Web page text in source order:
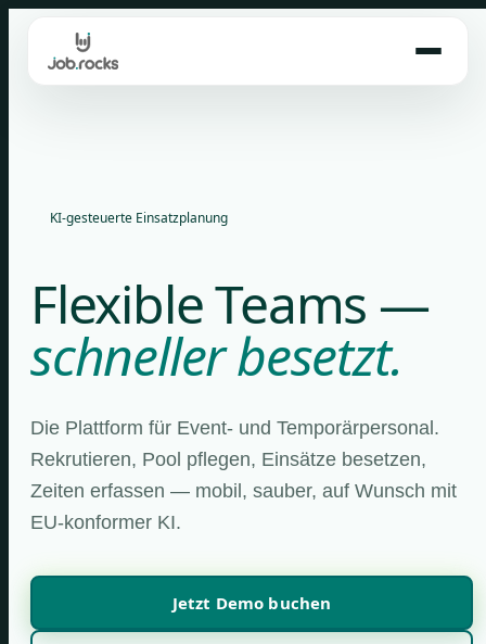
content
KI-gesteuerte Einsatzplanung
Flexible Teams —
schneller besetzt.
Die Plattform für Event- und Temporärpersonal.
Rekrutieren, Pool pflegen, Einsätze besetzen,
Zeiten erfassen — mobil, sauber, auf Wunsch mit
EU-konformer KI.
Jetzt Demo buchen